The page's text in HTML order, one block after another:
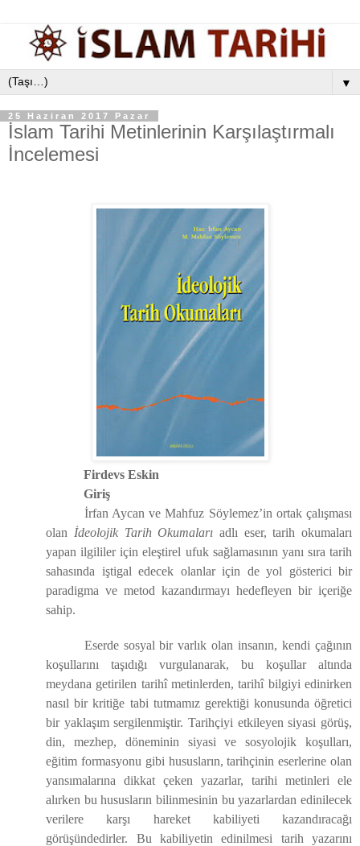
▼
25 Haziran 2017 Pazar
İslam Tarihi Metinlerinin Karşılaştırmalı
İncelemesi
Firdevs Eskin
Giriş
İrfan Aycan ve Mahfuz Söylemez’in ortak çalışması
olan İdeolojik Tarih Okumaları adlı eser, tarih okumaları
yapan ilgililer için eleştirel ufuk sağlamasının yanı sıra tarih
sahasında iştigal edecek olanlar için de yol gösterici bir
paradigma ve metod kazandırmayı hedefleyen bir içeriğe
sahip.
Eserde sosyal bir varlık olan insanın, kendi çağının
koşullarını taşıdığı vurgulanarak, bu koşullar altında
meydana getirilen tarihî metinlerden, tarihî bilgiyi edinirken
nasıl bir kritiğe tabi tutmamız gerektiği konusunda öğretici
bir yaklaşım sergilenmiştir. Tarihçiyi etkileyen siyasi görüş,
din, mezhep, döneminin siyasi ve sosyolojik koşulları,
eğitim formasyonu gibi hususların, tarihçinin eserlerine olan
yansımalarına dikkat çeken yazarlar, tarihi metinleri ele
alırken bu hususların bilinmesinin bu yazarlardan edinilecek
verilere karşı hareket kabiliyeti kazandıracağı
görüşündedirler. Bu kabiliyetin edinilmesi tarih yazarını